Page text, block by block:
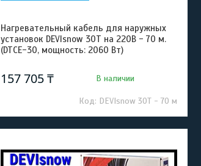
Нагревательный кабель для наружных
установок DEVIsnow 30T на 220В - 70 м.
(DTCE-30, мощность: 2060 Вт)
157 705 ₸ В наличии
DEVIsnow 30T - 70 м